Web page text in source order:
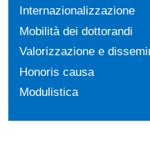
Internazionalizzazione
Mobilità dei dottorandi
Valorizzazione e
Honoris causa
Modulistica